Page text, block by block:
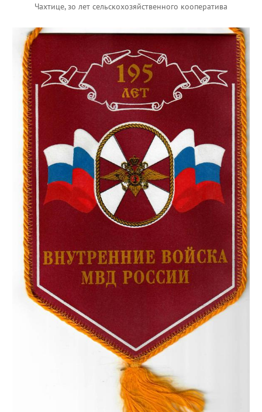
Чахтице, зо лет сельскохозяйственного кооператива